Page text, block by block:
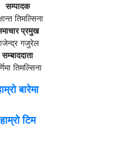
सम्पादक
तिमल्सिना
प्रमुख
गजुरेल
सम्बाददाता
तिमल्सिना
बारेमा
हाम्रो टिम